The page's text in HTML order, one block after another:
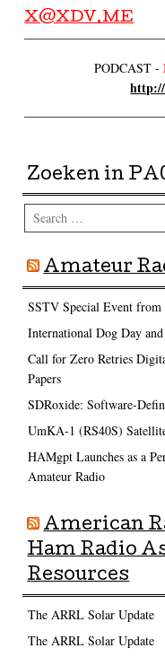
X@XDV.ME
PODCAST -
Zoeken in
Search
Amateur
SSTV Special Event
International Dog Day
Call for Zero Retries
Papers
SDRoxide: Software-
UmKA-1 (RS40S)
HAMgpt Launches as a
Amateur Radio
American
Ham Radio
Resources
The ARRL Solar Update
The ARRL Solar Update